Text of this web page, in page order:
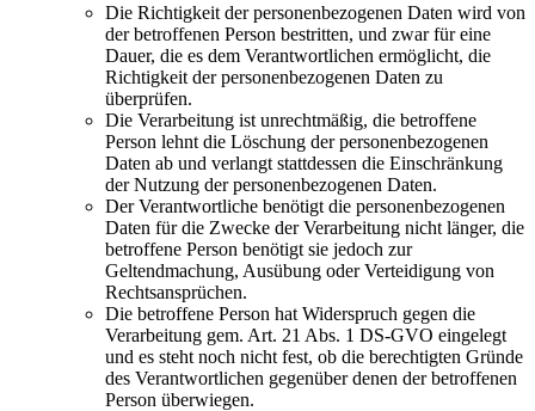
Die Richtigkeit der personenbezogenen Daten wird von
der betroffenen Person bestritten, und zwar für eine
Dauer, die es dem Verantwortlichen ermöglicht, die
Richtigkeit der personenbezogenen Daten zu
überprüfen.
Die Verarbeitung ist unrechtmäßig, die betroffene
Person lehnt die Löschung der personenbezogenen
Daten ab und verlangt stattdessen die Einschränkung
der Nutzung der personenbezogenen Daten.
Der Verantwortliche benötigt die personenbezogenen
Daten für die Zwecke der Verarbeitung nicht länger, die
betroffene Person benötigt sie jedoch zur
Geltendmachung, Ausübung oder Verteidigung von
Rechtsansprüchen.
Die betroffene Person hat Widerspruch gegen die
Verarbeitung gem. Art. 21 Abs. 1 DS-GVO eingelegt
und es steht noch nicht fest, ob die berechtigten Gründe
des Verantwortlichen gegenüber denen der betroffenen
Person überwiegen.